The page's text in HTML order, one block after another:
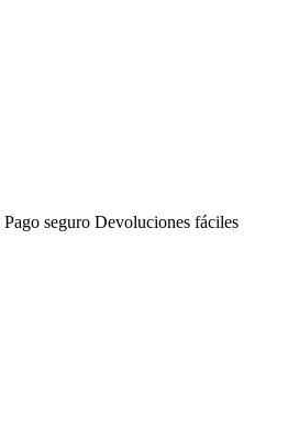
Pago seguro Devoluciones fáciles